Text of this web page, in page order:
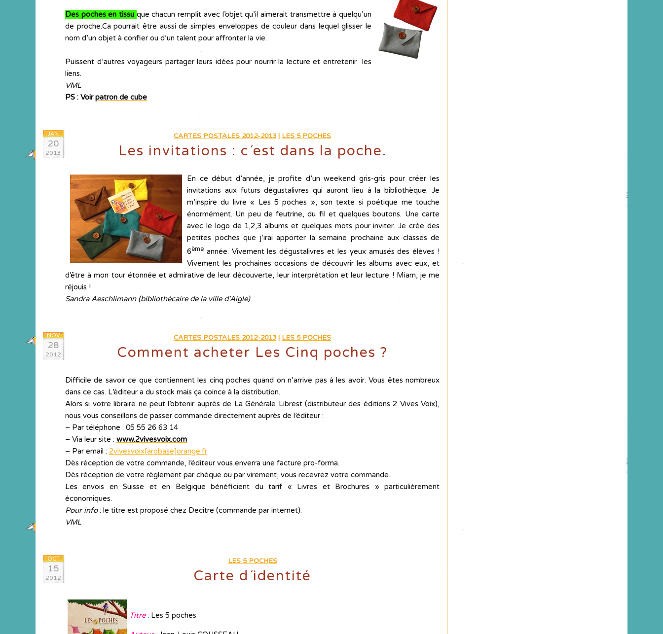
Des poches en tissu que chacun remplit avec l’objet qu’il aimerait transmettre à quelqu’un
de proche.Ca pourrait être aussi de simples enveloppes de couleur dans lequel glisser le
nom d’un objet à confier ou d’un talent pour affronter la vie.
Puissent d’autres voyageurs partager leurs idées pour nourrir la lecture et entretenir les
liens.
VML
PS : Voirpatron de cube
JAN
20
2013
CARTES POSTALES 2012-2013 LES 5 POCHES
Les invitations : c´est dans la poche.
En ce début d’année, je profite d’un weekend gris-gris pour créer les
invitations aux futurs dégustalivres qui auront lieu à la bibliothèque. Je
m’inspire du livre « Les 5 poches », son texte si poétique me touche
énormément. Un peu de feutrine, du fil et quelques boutons. Une carte
avec le logo de 1,2,3 albums et quelques mots pour inviter. Je crée des
petites poches que j’irai apporter la semaine prochaine aux classes de
6ème année. Vivement les dégustalivres et les yeux amusés des élèves !
Vivement les prochaines occasions de découvrir les albums avec eux, et
d’être à mon tour étonnée et admirative de leur découverte, leur interprétation et leur lecture ! Miam, je me
réjouis !
Sandra Aeschlimann (bibliothécaire de la ville d’Aigle)
NOV
28
2012
CARTES POSTALES 2012-2013 LES 5 POCHES
Comment acheter Les Cinq poches ?
Difficile de savoir ce que contiennent les cinq poches quand on n’arrive pas à les avoir. Vous êtes nombreux
dans ce cas. L’éditeur a du stock mais ça coince à la distribution.
Alors si votre libraire ne peut l’obtenir auprès de La Générale Librest (distributeur des éditions 2 Vives Voix),
nous vous conseillons de passer commande directement auprès de l’éditeur :
– Par téléphone : 05 55 26 63 14
– Via leur site : www.2vivesvoix.com
– Par email : 2vivesvoix[arobase]orange.fr
Dès réception de votre commande, l’éditeur vous enverra une facture pro-forma.
Dès réception de votre règlement par chèque ou par virement, vous recevrez votre commande.
Les envois en Suisse et en Belgique bénéficient du tarif « Livres et Brochures » particulièrement
économiques.
Pour info: le titre est proposé chez Decitre (commande par internet).
VML
OCT
15
2012
LES 5 POCHES
Carte d´identité
Titre: Les 5 poches